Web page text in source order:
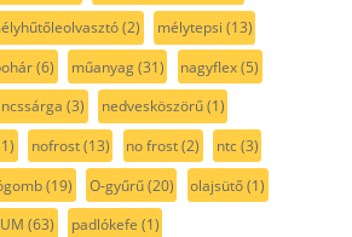
(2) mélytepsi (13)
(6) műanyag(31) nagyflex(5)
(3) nedvesköszörű(1)
nofrost(13) no frost(2) ntc(3)
(19) O-gyűrű(20) olajsütő(1)
(63) padlókefe (1)